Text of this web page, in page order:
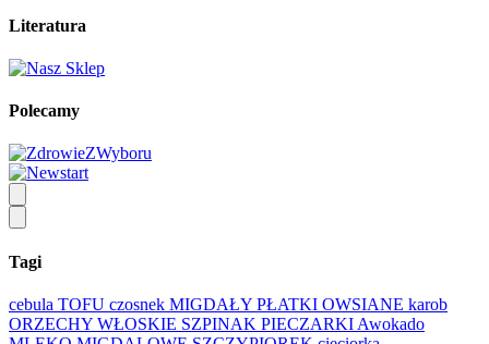
Literatura
Polecamy
Tagi
cebula TOFU czosnek MIGDAŁY PŁATKI OWSIANE karob
ORZECHY WŁOSKIE SZPINAK PIECZARKI Awokado